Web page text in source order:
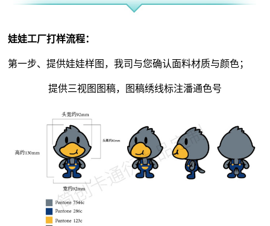
娃娃工厂打样流程：
第一步、提供娃娃样图，我司与您确认面料材质与颜色；
提供三视图图稿，图稿绣线标注潘通色号